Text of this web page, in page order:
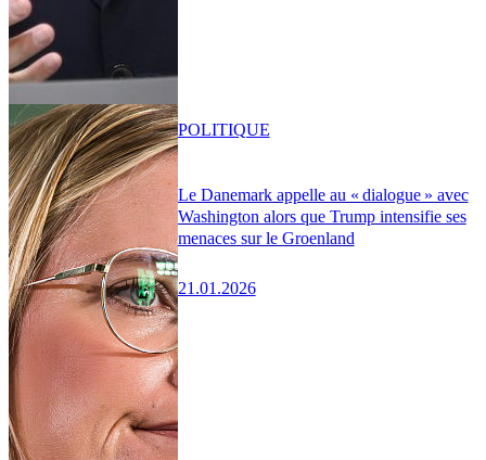
Le Danemark appelle au « dialogue » avec
Washington alors que Trump intensifie ses
menaces sur le Groenland
21.01.2026
POLITIQUE